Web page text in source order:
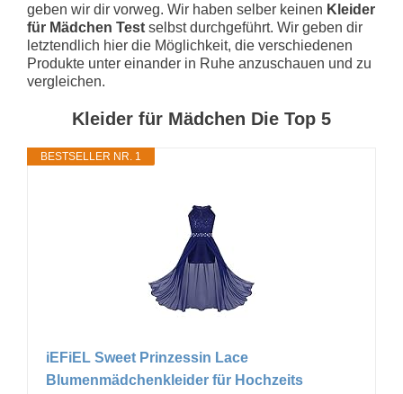
geben wir dir vorweg. Wir haben selber keinen Kleider
für Mädchen Test selbst durchgeführt. Wir geben dir
letztendlich hier die Möglichkeit, die verschiedenen
Produkte unter einander in Ruhe anzuschauen und zu
vergleichen.
Kleider für Mädchen Die Top 5
BESTSELLER NR. 1
iEFiEL Sweet Prinzessin Lace
Blumenmädchenkleider für Hochzeits